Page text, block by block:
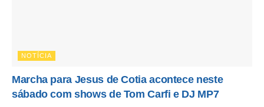
NOTÍCIA
Marcha para Jesus de Cotia acontece neste
sábado com shows de Tom Carfi e DJ MP7